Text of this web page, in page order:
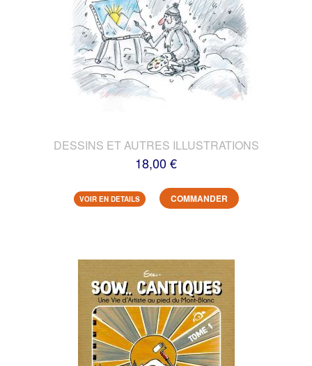
DESSINS ET AUTRES ILLUSTRATIONS
18,00 €
VOIR EN DETAILS COMMANDER